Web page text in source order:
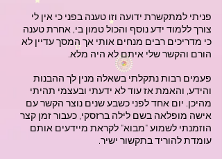
פניתי למתקשרת ידועה וזו טענה בפני כי אין לי
צורך ללמוד ידע נוסף והכול טמון בי, אחרת טענה
כי מדריכים רבים מנחים אותי אך המסך עדיין לא
הורם והקשר שלי איתם לא היה מלא.
פעמים רבות נתקלתי בשאלה מנין לך ההבנות
והידע, והאמת אז עוד לא ידעתי ובעצמי תהיתי
מהיכן. יום אחד לפני כשבע שנים נוצר הקשר עם
אישה מופלאה בשם לילה ברזסקי, כעבור זמן קצר
הוזמנתי לשמוע "מבוא" לקראת מיידעים אותם
עומדת להוריד בתקשור ישיר.